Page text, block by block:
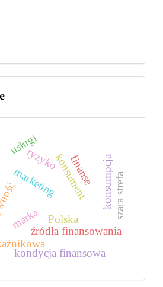
marka
marketingkonsument konsumpcja
finanse
usługi
Polska
źródła finansowania
kondycja finansowa
szara strefa
ryzyko